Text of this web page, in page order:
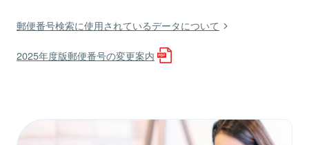
郵便番号検索に使用されているデータについて
2025年度版郵便番号の変更案内